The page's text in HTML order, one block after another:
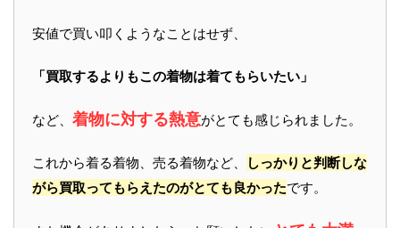
安値で買い叩くようなことはせず、
「買取するよりもこの着物は着てもらいたい」
など、 着物に対する熱意がとても感じられました。
これから着る着物、売る着物など、
しっかりと判断しな
がら買取ってもらえたのがとても良かったです。